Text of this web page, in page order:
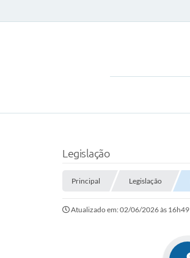
Legislação
Principal Legislação
Atualizado em: 02/06/2026 às 16h49